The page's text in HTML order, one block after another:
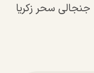
جنجالی سحر زکریا